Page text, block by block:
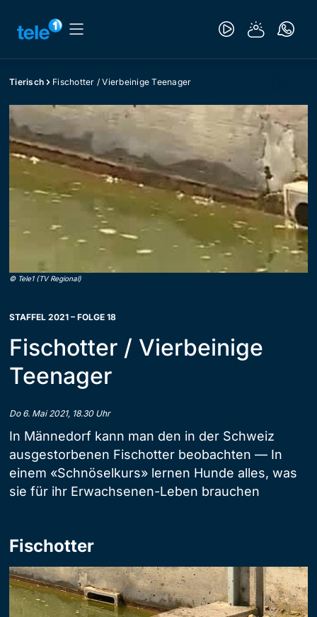
Tierisch Fischotter / Vierbeinige Teenager
© Tele1 (TV Regional)
STAFFEL 2021 – FOLGE 18
Fischotter / Vierbeinige
Teenager
Do 6. Mai 2021, 18.30 Uhr
In Männedorf kann man den in der Schweiz
ausgestorbenen Fischotter beobachten — In
einem «Schnöselkurs» lernen Hunde alles, was
sie für ihr Erwachsenen-Leben brauchen
Fischotter